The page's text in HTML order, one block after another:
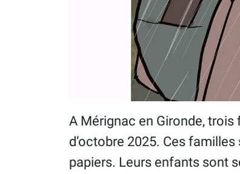
A Mérignac en Gironde,
d’octobre 2025. Ces
papiers. Leurs enfants sont